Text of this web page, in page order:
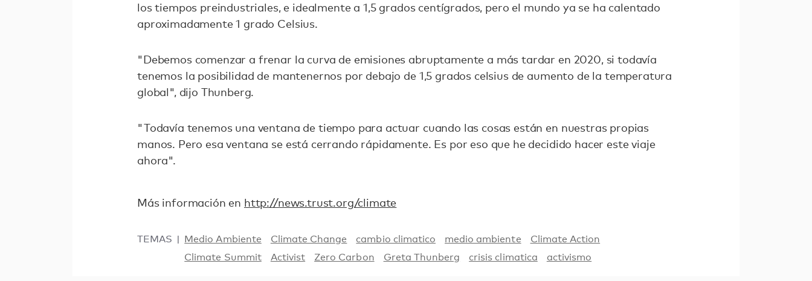
los tiempos preindustriales, e idealmente a 1,5 grados centígrados, pero el mundo ya se ha calentado
aproximadamente 1 grado Celsius.
"Debemos comenzar a frenar la curva de emisiones abruptamente a más tardar en 2020, si todavía
tenemos la posibilidad de mantenernos por debajo de 1,5 grados celsius de aumento de la temperatura
global", dijo Thunberg.
"Todavía tenemos una ventana de tiempo para actuar cuando las cosas están en nuestras propias
manos. Pero esa ventana se está cerrando rápidamente. Es por eso que he decidido hacer este viaje
ahora".
Más información en http://news.trust.org/climate
TEMAS Medio Ambiente Climate Change cambio climatico medio ambiente
Climate Action
Climate Summit
Activist Zero Carbon Greta Thunberg crisis climatica activismo